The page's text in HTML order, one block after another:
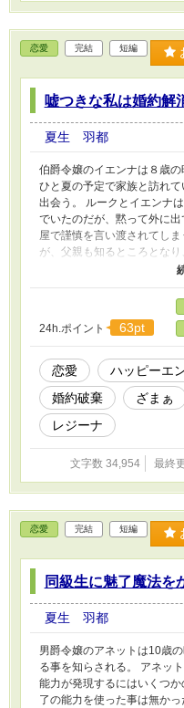
恋愛 完結 短編
嘘つきな私は婚約解
夏生 羽都
伯爵令嬢のイエンナは８歳
ひと夏の予定で家族と訪れ
出会う。 ルークとイエンナ
でいたのだが、黙って外に
屋で謹慎を言い渡されてし
が、父親も知るところとな
いと言われてしまう。 ルー
ぶ。 少し我儘なジョエルだ
で過ごしているうちに数年
イエンナだが、入学式でル
24h.ポイント 63pt
恋愛 ハッピーエ
婚約破棄
ざまぁ
レジーナ
文字数 34,954 最終
恋愛 完結 短編
同級生に魅了魔法を
夏生 羽都
男爵令嬢のアネットは10歳
る事を知らされる。 アネッ
能力が発現するにはいくつ
了の能力を使った事は無か